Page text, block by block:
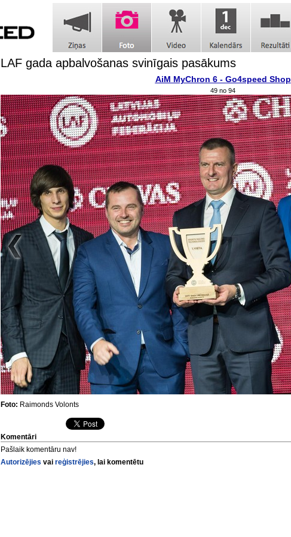
LAF gada apbalvošanas svinīgais pasākums
AiM MyChron 6 - Go4speed Shop
49 no 94
Foto: Raimonds Volonts
Komentāri
Pašlaik komentāru nav!
Autorizējies vai reģistrējies, lai komentētu